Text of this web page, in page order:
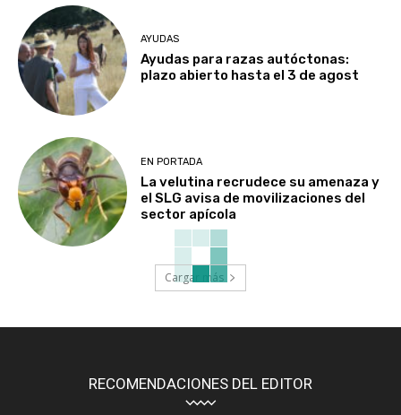
AYUDAS
Ayudas para razas autóctonas:
plazo abierto hasta el 3 de agost
EN PORTADA
La velutina recrudece su amenaza y
el SLG avisa de movilizaciones del
sector apícola
Cargar más
RECOMENDACIONES DEL EDITOR